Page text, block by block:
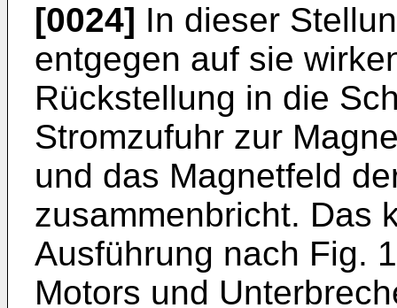
[0024] In dieser
entgegen auf sie
Rückstellung in die
Stromzufuhr zur
und das Magnetfeld
zusammenbricht. Das
Ausführung nach Fig.
Motors und